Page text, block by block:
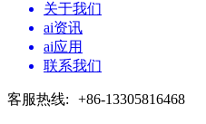
关于我们
ai资讯
ai应用
联系我们
客服热线: +86-13305816468